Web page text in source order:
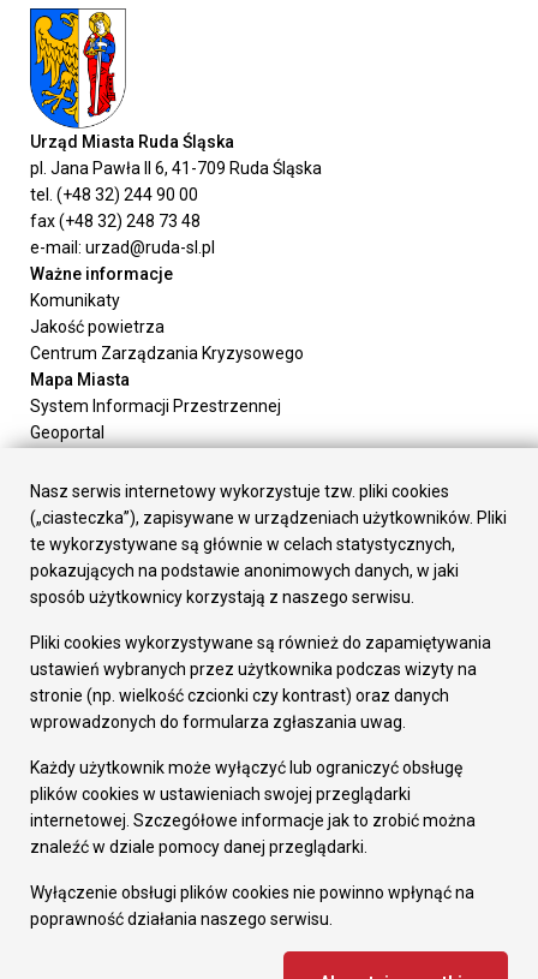
Urząd Miasta Ruda Śląska
pl. Jana Pawła II 6, 41-709 Ruda Śląska
tel. (+48 32) 244 90 00
fax (+48 32) 248 73 48
e-mail: urzad@ruda-sl.pl
Ważne informacje
Komunikaty
Jakość powietrza
Centrum Zarządzania Kryzysowego
Mapa Miasta
System Informacji Przestrzennej
Geoportal
Załatw sprawę
Prezydent Miasta
Rada Miasta
Wydziały
Elektroniczna Skrzynka Podawcza
Gospodarka
Fundusze europejskie
Środki krajowe
Oferty inwestycyjne
Pozostałe
Deklaracja dostępności
Dane osobowe
Dodaj opinię o witrynie
Nasz serwis internetowy wykorzystuje tzw. pliki cookies
(„ciasteczka”), zapisywane w urządzeniach użytkowników. Pliki
te wykorzystywane są głównie w celach statystycznych,
pokazujących na podstawie anonimowych danych, w jaki
sposób użytkownicy korzystają z naszego serwisu.
Pliki cookies wykorzystywane są również do zapamiętywania
ustawień wybranych przez użytkownika podczas wizyty na
stronie (np. wielkość czcionki czy kontrast) oraz danych
wprowadzonych do formularza zgłaszania uwag.
Każdy użytkownik może wyłączyć lub ograniczyć obsługę
plików cookies w ustawieniach swojej przeglądarki
internetowej. Szczegółowe informacje jak to zrobić można
znaleźć w dziale pomocy danej przeglądarki.
Wyłączenie obsługi plików cookies nie powinno wpłynąć na
poprawność działania naszego serwisu.